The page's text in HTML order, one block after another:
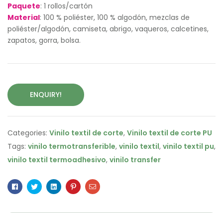
Paquete: 1 rollos/cartón
Material: 100 % poliéster, 100 % algodón, mezclas de
poliéster/algodón, camiseta, abrigo, vaqueros, calcetines,
zapatos, gorra, bolsa.
ENQUIRY!
Categories: Vinilo textil de corte, Vinilo textil de corte PU
Tags: vinilo termotransferible, vinilo textil, vinilo textil pu,
vinilo textil termoadhesivo, vinilo transfer
Facebook
TwitterLinkedinPinterestEmail